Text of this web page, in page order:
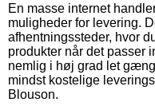
En masse internet
muligheder for levering.
afhentningssteder, hvor
produkter når det passer
nemlig i høj grad let
mindst kostelige
Blouson.